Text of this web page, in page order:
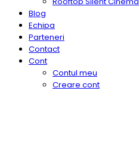
Blog
Echipa
Parteneri
Contact
Cont
Contul meu
Creare cont